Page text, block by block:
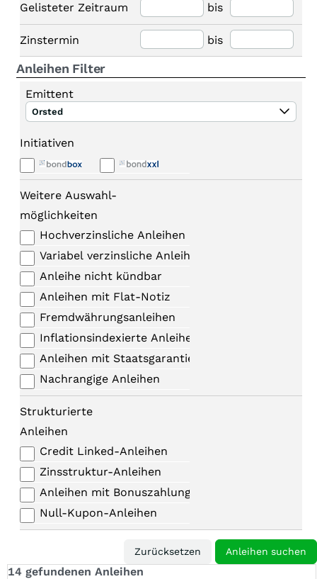
Gelisteter Zeitraum bis
Zinstermin bis
Anleihen Filter
Emittent
Orsted
Initiativen
Weitere Auswahl-
möglichkeiten
Hochverzinsliche Anleihen
Variabel verzinsliche Anleihen
Anleihe nicht kündbar
Anleihen mit Flat-Notiz
Fremdwährungsanleihen
Inflationsindexierte Anleihen
Anleihen mit Staatsgarantie
Nachrangige Anleihen
Strukturierte
Anleihen
Credit Linked-Anleihen
Zinsstruktur-Anleihen
Anleihen mit Bonuszahlungen
Null-Kupon-Anleihen
14 gefundenen Anleihen